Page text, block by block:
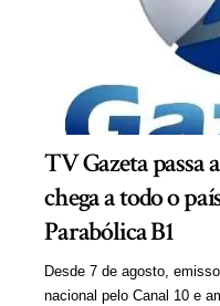
TV Gazeta passa
chega a todo o
Parabólica B1
Desde 7 de agosto,
nacional pelo Canal 10 e